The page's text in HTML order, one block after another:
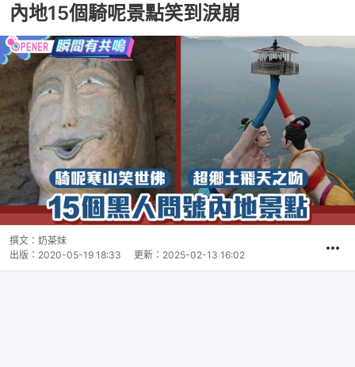
內地15個騎呢景點笑到淚崩
撰文： 奶茶妹
出版： 2020-05-19 18:33 更新： 2025-02-13 16:02